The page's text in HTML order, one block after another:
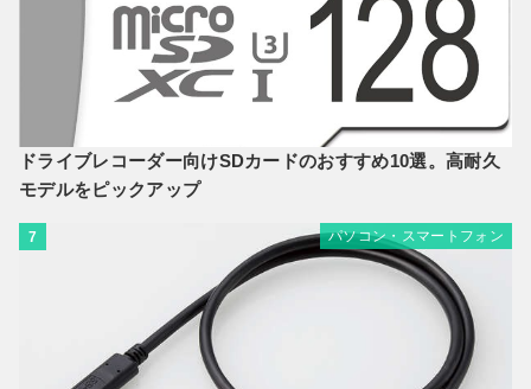
ドライブレコーダー向けSDカードのおすすめ10選。高耐久
モデルをピックアップ
7 パソコン・スマートフォン